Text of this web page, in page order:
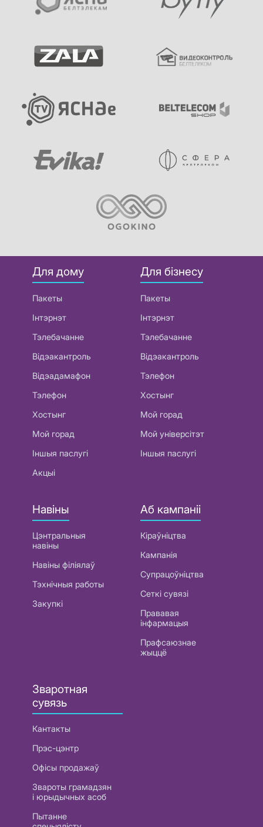
Для дому
Пакеты
Інтэрнэт
Тэлебачанне
Відэакантроль
Відэадамафон
Тэлефон
Хостынг
Мой горад
Іншыя паслугі
Акцыі
Для бізнесу
Пакеты
Інтэрнэт
Тэлебачанне
Відэакантроль
Тэлефон
Хостынг
Мой горад
Мой універсітэт
Іншыя паслугі
Навіны
Цэнтральныя
навіны
Навіны філіялаў
Тэхнічныя работы
Закупкі
Аб кампаніі
Кіраўніцтва
Кампанія
Супрацоўніцтва
Сеткі сувязі
Прававая
інфармацыя
Прафсаюзнае
жыццё
Зваротная
сувязь
Кантакты
Прэс-цэнтр
Офісы продажаў
Звароты грамадзян
і юрыдычных асоб
Пытанне